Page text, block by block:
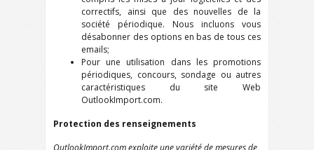
correctifs, ainsi que des nouvelles de la
société périodique. Nous incluons vous
désabonner des options en bas de tous ces
emails;
Pour une utilisation dans les promotions
périodiques, concours, sondage ou autres
caractéristiques du site Web
OutlookImport.com.
Protection des renseignements
OutlookImport.com exploite une variété de mesures de